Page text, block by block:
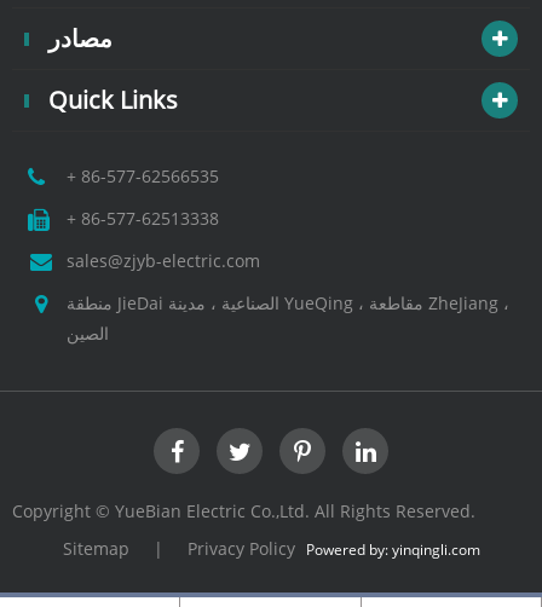
مصادر
Quick Links
+ 86-577-62566535
+ 86-577-62513338
sales@zjyb-electric.com
منطقة JieDai الصناعية ، مدينة YueQing ، مقاطعة ZheJiang ،
الصين
Copyright © YueBian Electric Co.,Ltd. All Rights Reserved.
Sitemap | Privacy Policy Powered by: yinqingli.com